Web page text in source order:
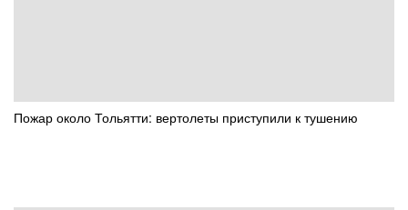
Пожар около Тольятти: вертолеты приступили к тушению